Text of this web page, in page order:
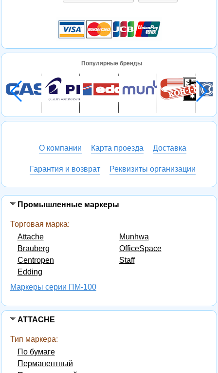
Промышленные маркеры
Торговая марка:
Attache
Brauberg
Centropen
Edding
Munhwa
OfficeSpace
Staff
Маркеры серии ПМ-100
ATTACHE
Тип маркера:
По бумаге
Перманентный
Популярные бренды
О компании Карта проезда Доставка
Гарантия и возврат Реквизиты организации